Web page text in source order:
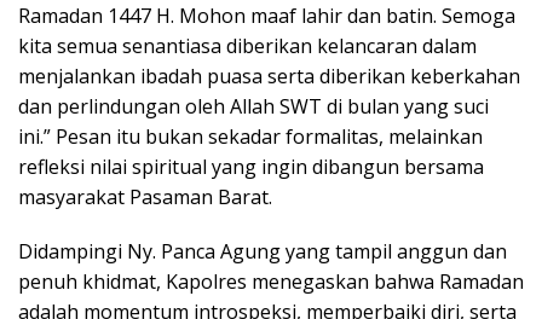
Ramadan 1447 H. Mohon maaf lahir dan batin. Semoga
kita semua senantiasa diberikan kelancaran dalam
menjalankan ibadah puasa serta diberikan keberkahan
dan perlindungan oleh Allah SWT di bulan yang suci
ini.” Pesan itu bukan sekadar formalitas, melainkan
refleksi nilai spiritual yang ingin dibangun bersama
masyarakat Pasaman Barat.
Didampingi Ny. Panca Agung yang tampil anggun dan
penuh khidmat, Kapolres menegaskan bahwa Ramadan
adalah momentum introspeksi, memperbaiki diri, serta